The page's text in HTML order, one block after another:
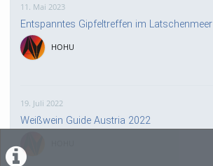
11. Mai 2023
Entspanntes Gipfeltreffen im Latschenmeer
HOHU
19. Juli 2022
Weißwein Guide Austria 2022